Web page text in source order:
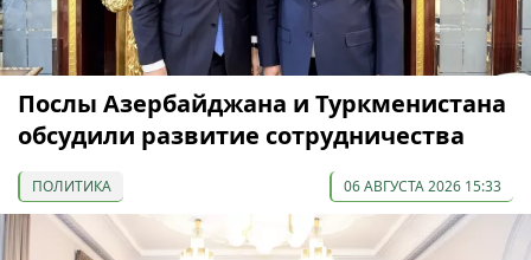
Послы Азербайджана и Туркменистана
обсудили развитие сотрудничества
ПОЛИТИКА 06 АВГУСТА 2026 15:33